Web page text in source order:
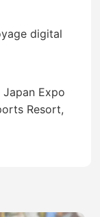
digital
Expo
Resort,